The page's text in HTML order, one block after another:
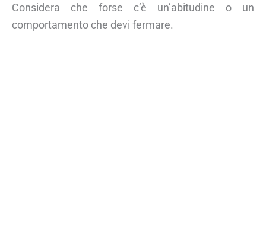
Considera che forse c’è un’abitudine o un
comportamento che devi fermare.